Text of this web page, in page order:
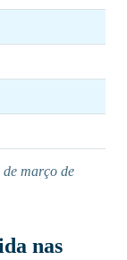
de março de
nas